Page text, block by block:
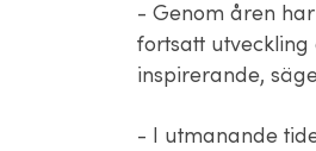
- Genom åren
fortsatt
inspirerande,
- I utmanande